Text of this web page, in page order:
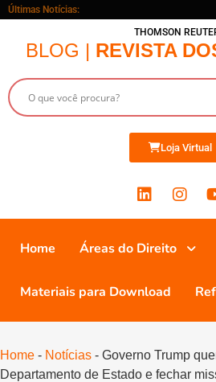
Últimas Notícias:
THOMSON
BLOG | REVISTA
Loja Virtual
Home Áreas do Direito
Materiais para Download
Home - Notícias - Governo Trump
Departamento de Estado e fechar